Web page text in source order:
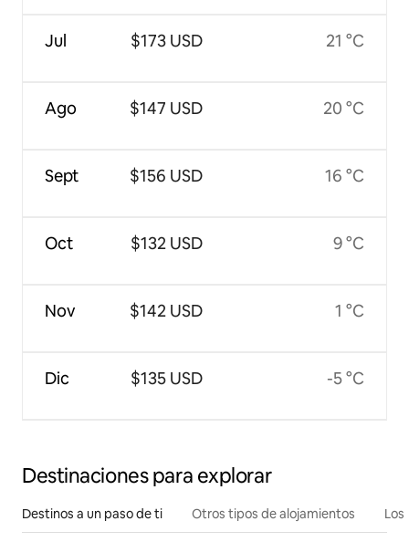
Jul
Ago
Sept
Oct
Nov
Dic
$173 USD
$147 USD
$156 USD
$132 USD
$142 USD
$135 USD
21 °C
20 °C
16 °C
9 °C
1 °C
-5 °C
Destinaciones para explorar
Destinos a un paso de ti Otros tipos de alojamientos